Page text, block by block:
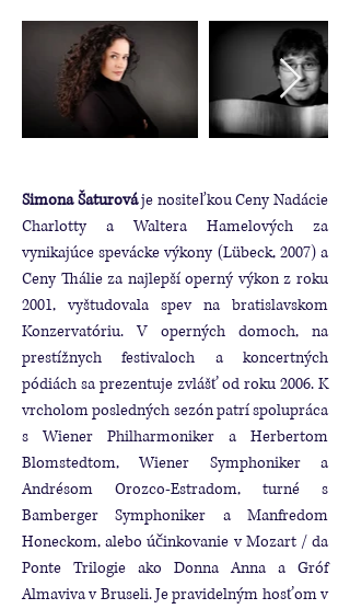
Simona Šaturováje nositeľkou Ceny Nadácie
Charlotty a Waltera Hamelových za
vynikajúce spevácke výkony (Lübeck, 2007) a
Ceny Thálie za najlepší operný výkon z roku
2001, vyštudovala spev na bratislavskom
Konzervatóriu. V operných domoch, na
prestížnych festivaloch a koncertných
pódiách sa prezentuje zvlášť od roku 2006. K
vrcholom posledných sezón patrí spolupráca
s Wiener Philharmoniker a Herbertom
Blomstedtom, Wiener Symphoniker a
Andrésom Orozco-Estradom, turné s
Bamberger Symphoniker a Manfredom
Honeckom, alebo účinkovanie v Mozart / da
Ponte Trilogie ako Donna Anna a Gróf
Almaviva v Bruseli. Je pravidelným hosťom v